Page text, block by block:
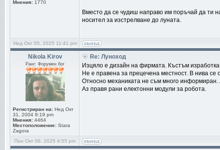
Мнения: 1770
Вместо да се чудиш направо им поръчай да ти
носител за изстрелване до луната.
Нед Окт 05, 2025 11:41 pm
Nikola Kirov
Ранг: Форумен бог
Регистриран на: Нед Окт
31, 2004 9:19 pm
Мнения: 4464
Местоположение: Stara
Zagora
Re: Луноход
Изцяло е дизайн на фирмата. Къстъм
Не е правена за прецечена местност. В нива се
Относно механиката не съм много информиран.
Аз правя рани електонни модули за робота.
Пон Окт 06, 2025 4:55 pm